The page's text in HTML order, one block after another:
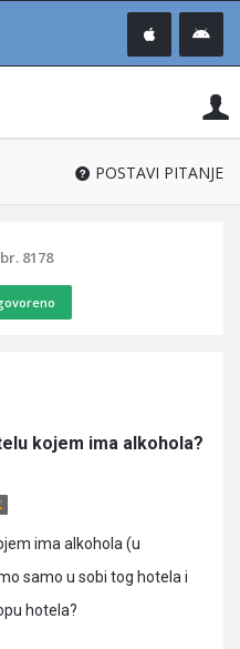
®
POSTAVI PITANJE
8178
kojem ima alkohola?
ima alkohola (u
samo u sobi tog hotela i
hotela?